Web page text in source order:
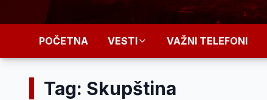
POČETNA VESTI VAŽNI TELEFONI
Tag: Skupština